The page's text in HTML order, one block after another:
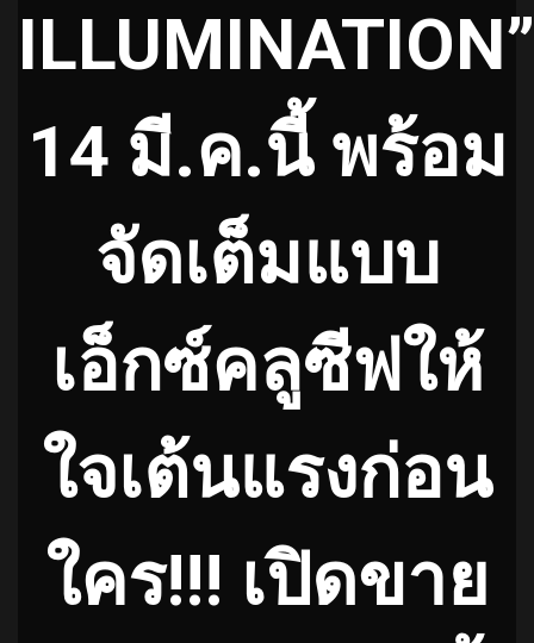
14 มี.ค.นี้ พร้อม
จัดเต็มแบบ
เอ็กซ์คลูซีฟให้
ใจเต้นแรงก่อน
ใคร!!! เปิดขาย